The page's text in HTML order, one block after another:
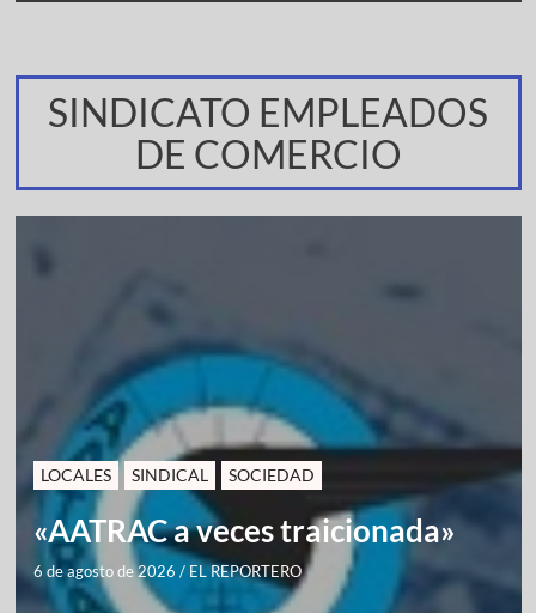
SINDICATO EMPLEADOS
DE COMERCIO
LOCALES SINDICAL SOCIEDAD
«AATRAC a veces traicionada»
6 de agosto de 2026 / EL REPORTERO